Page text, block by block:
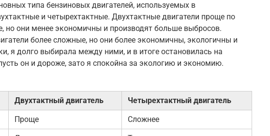
типа бензиновых двигателей, используемых в
и четырехтактные. Двухтактные двигатели проще по
но они менее экономичны и производят больше выбросов.
более сложные, но они более экономичны, экологичны и
я долго выбирала между ними, и в итоге остановилась на
он и дороже, зато я спокойна за экологию и экономию.
Двухтактный двигатель Четырехтактный двигатель
Проще Сложнее